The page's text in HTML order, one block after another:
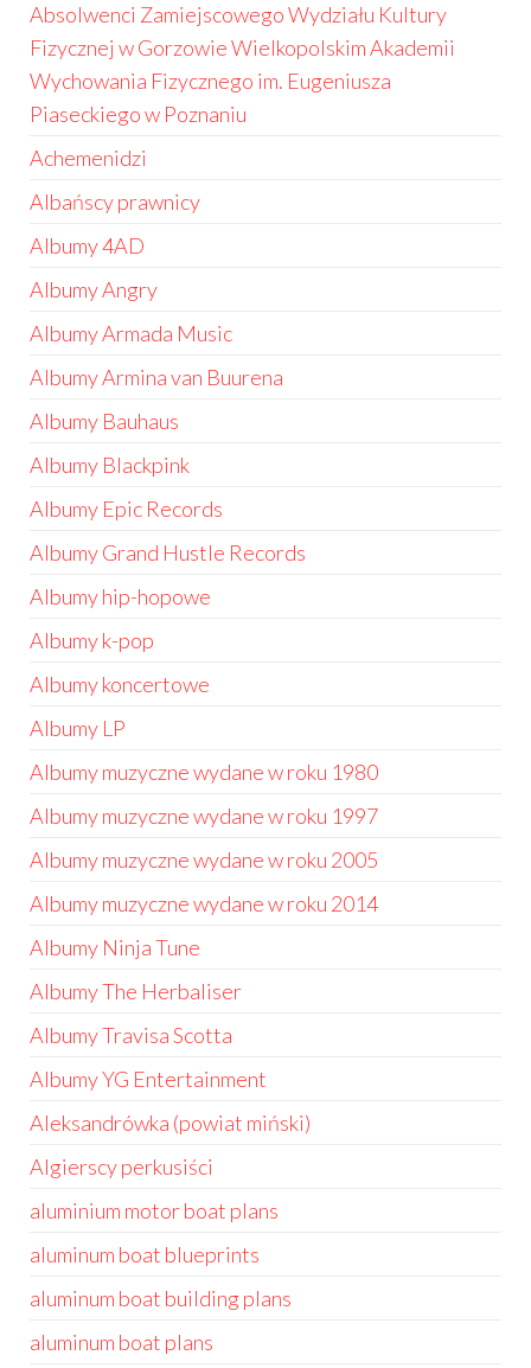
Absolwenci Zamiejscowego Wydziału Kultury
Fizycznej w Gorzowie Wielkopolskim Akademii
Wychowania Fizycznego im. Eugeniusza
Piaseckiego w Poznaniu
Achemenidzi
Albańscy prawnicy
Albumy 4AD
Albumy Angry
Albumy Armada Music
Albumy Armina van Buurena
Albumy Bauhaus
Albumy Blackpink
Albumy Epic Records
Albumy Grand Hustle Records
Albumy hip-hopowe
Albumy k-pop
Albumy koncertowe
Albumy LP
Albumy muzyczne wydane w roku 1980
Albumy muzyczne wydane w roku 1997
Albumy muzyczne wydane w roku 2005
Albumy muzyczne wydane w roku 2014
Albumy Ninja Tune
Albumy The Herbaliser
Albumy Travisa Scotta
Albumy YG Entertainment
Aleksandrówka (powiat miński)
Algierscy perkusiści
aluminium motor boat plans
aluminum boat blueprints
aluminum boat building plans
aluminum boat plans